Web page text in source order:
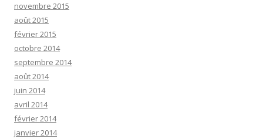
novembre 2015
août 2015
février 2015
octobre 2014
septembre 2014
août 2014
juin 2014
avril 2014
février 2014
janvier 2014